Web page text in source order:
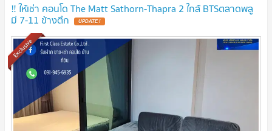
‼️ ให้เช่า คอนโด The Matt Sathorn-Thapra 2 ใกล้ BTSตลาดพลู
มี 7-11 ข้างตึก UPDATE !
Exclusive